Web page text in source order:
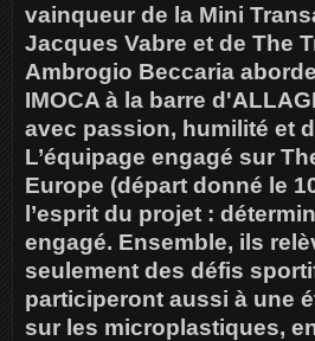
vainqueur de la Mini
Jacques Vabre et de The
Ambrogio Beccaria
IMOCA à la barre
avec passion, humilité et
L’équipage engagé sur
Europe (départ donné le
l’esprit du projet :
engagé. Ensemble, ils
seulement des défis
participeront aussi à une
sur les microplastiques,